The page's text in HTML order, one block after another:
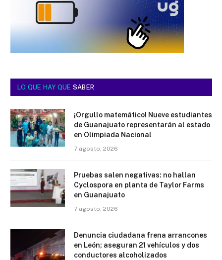
LO QUE HAY QUE SABER
¡Orgullo matemático! Nueve estudiantes
de Guanajuato representarán al estado
en Olimpiada Nacional
7 agosto, 2026
Pruebas salen negativas: no hallan
Cyclospora en planta de Taylor Farms
en Guanajuato
7 agosto, 2026
Denuncia ciudadana frena arrancones
en León; aseguran 21 vehículos y dos
conductores alcoholizados